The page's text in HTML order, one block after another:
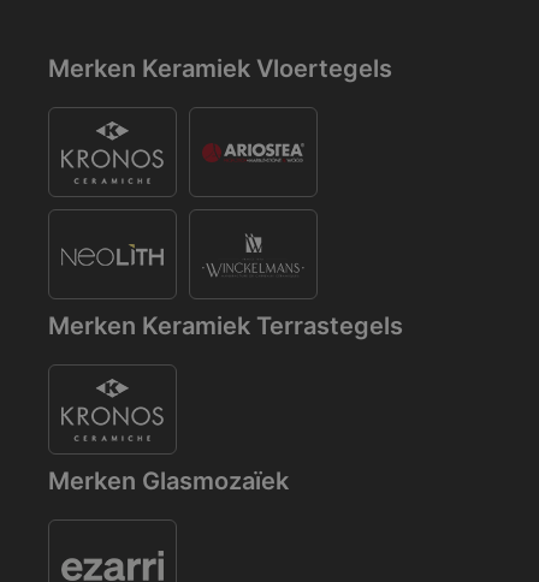
Merken Keramiek Vloertegels
Merken Keramiek Terrastegels
Merken Glasmozaïek